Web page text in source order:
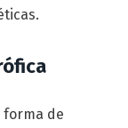
de